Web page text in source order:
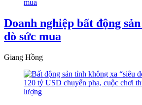
Doanh nghiệp bất động
dò sức mua
Giang Hồng